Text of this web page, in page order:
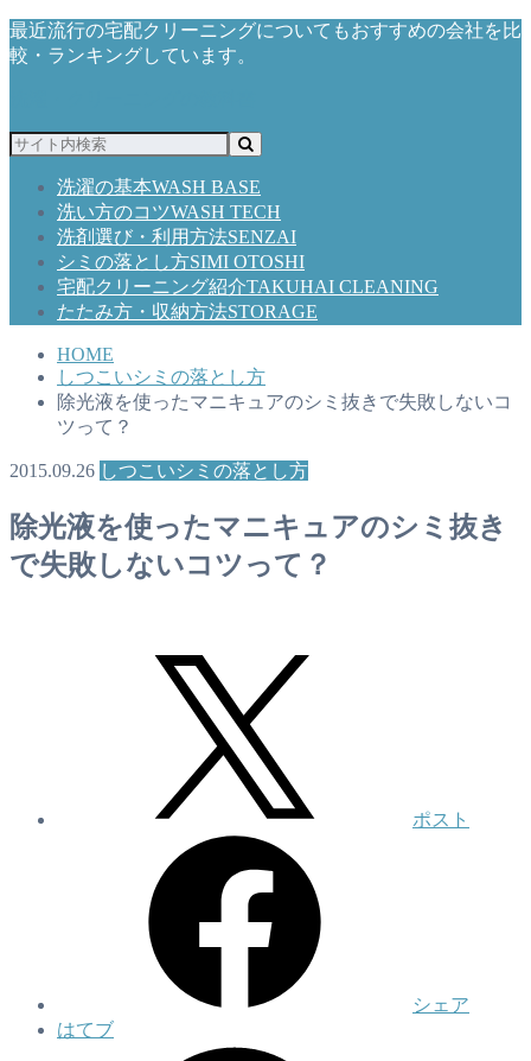
最近流行の宅配クリーニングについてもおすすめの会社を比
較・ランキングしています。
洗濯の基本WASH BASE
洗い方のコツWASH TECH
洗剤選び・利用方法SENZAI
シミの落とし方SIMI OTOSHI
宅配クリーニング紹介TAKUHAI CLEANING
たたみ方・収納方法STORAGE
HOME
しつこいシミの落とし方
除光液を使ったマニキュアのシミ抜きで失敗しないコ
ツって？
2015.09.26 しつこいシミの落とし方
除光液を使ったマニキュアのシミ抜き
で失敗しないコツって？
ポスト
シェア
はてブ